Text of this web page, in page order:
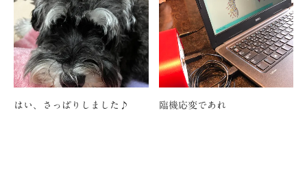
はい、さっぱりしました♪ 臨機応変であれ